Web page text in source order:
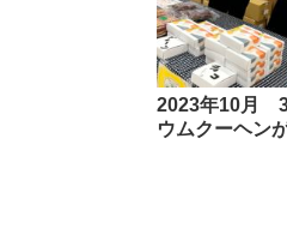
2023年10月
ウムクーヘン